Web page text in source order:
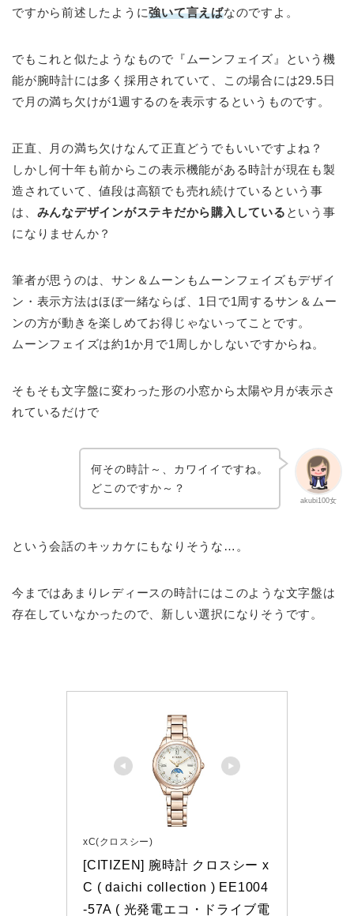
ですから前述したように強いて言えばなのですよ。
でもこれと似たようなもので『ムーンフェイズ』という機
能が腕時計には多く採用されていて、この場合には29.5日
で月の満ち欠けが1週するのを表示するというものです。
正直、月の満ち欠けなんて正直どうでもいいですよね？
しかし何十年も前からこの表示機能がある時計が現在も製
造されていて、値段は高額でも売れ続けているという事
は、 みんなデザインがステキだから購入している という事
になりませんか？
筆者が思うのは、サン＆ムーンもムーンフェイズもデザイ
ン・表示方法はほぼ一緒ならば、1日で1周するサン＆ムー
ンの方が動きを楽しめてお得じゃないってことです。
ムーンフェイズは約1か月で1周しかしないですからね。
そもそも文字盤に変わった形の小窓から太陽や月が表示さ
れているだけで
akubi100女
何その時計～、カワイイですね。
どこのですか～？
という会話のキッカケにもなりそうな…。
今まではあまりレディースの時計にはこのような文字盤は
存在していなかったので、新しい選択になりそうです。
xC(クロスシー)
[CITIZEN] 腕時計 クロスシー x
C ( daichi collection ) EE1004
-57A ( 光発電エコ・ドライブ電